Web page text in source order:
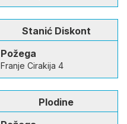
Stanić Diskont
Požega
Franje Cirakija 4
Plodine